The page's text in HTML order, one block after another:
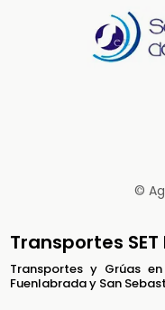
©
Transportes
Transportes y Grúas
Fuenlabrada y San